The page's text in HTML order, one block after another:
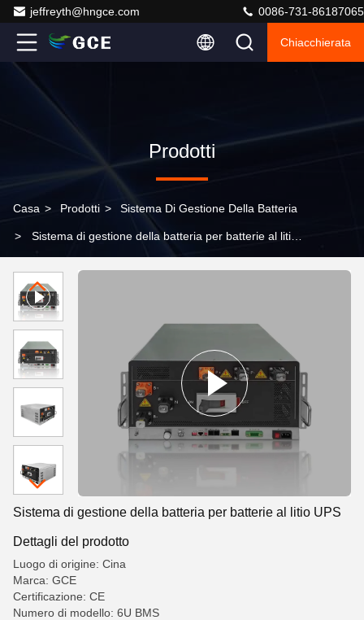
jeffreyth@hngce.com 0086-731-86187065
Chiacchierata
Prodotti
Casa > Prodotti > Sistema Di Gestione Della Batteria
> Sistema di gestione della batteria per batterie al litio
Sistema di gestione della batteria per batterie al litio UPS
Dettagli del prodotto
Luogo di origine: Cina
Marca: GCE
Certificazione: CE
Numero di modello: 6U BMS